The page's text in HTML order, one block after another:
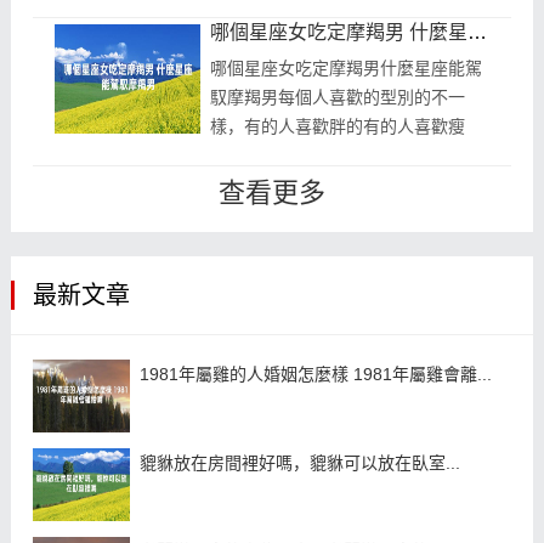
白羊座來說，最愛而不得的星座是巨
蟹...
哪個星座女吃定摩羯男 什麼星座能駕馭摩羯男
哪個星座女吃定摩羯男什麼星座能駕
馭摩羯男每個人喜歡的型別的不一
樣，有的人喜歡胖的有的人喜歡瘦
內向的，即使是摩羯男這樣的大直
查看更多
最新文章
1981年屬雞的人婚姻怎麼樣 1981年屬雞會離...
貔貅放在房間裡好嗎，貔貅可以放在臥室...